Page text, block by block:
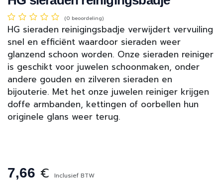
(0 beoordeling)
HG sieraden reinigingsbadje verwijdert vervuiling
snel en efficiënt waardoor sieraden weer
glanzend schoon worden. Onze sieraden reiniger
is geschikt voor juwelen schoonmaken, onder
andere gouden en zilveren sieraden en
bijouterie. Met het onze juwelen reiniger krijgen
doffe armbanden, kettingen of oorbellen hun
originele glans weer terug.
7,66 € Inclusief BTW